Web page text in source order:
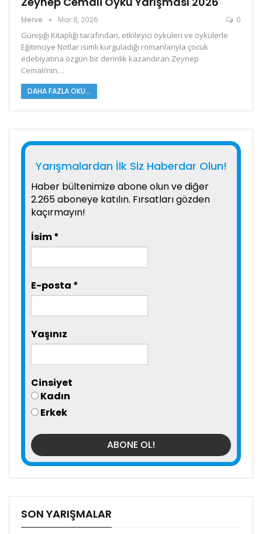
Merve Mar 8, 2026 0
Günışığı Kitaplığı tarafından, etkileyici öyküleri ve öykülerle
Eğitimciye Notlar isimli kurguladığı romanlarıyla çocuk
edebiyatına özgün bir derinlik kazandıran Zeynep
Cemali’nin…
DAHA FAZLA OKU...
Yarışmalardan İlk Siz Haberdar Olun!
Haber bültenimize abone olun ve diğer
2.265 aboneye katılın. Fırsatları gözden
kaçırmayın!
İsim*
E-posta *
Yaşınız
Cinsiyet
Kadın
Erkek
SON YARIŞMALAR